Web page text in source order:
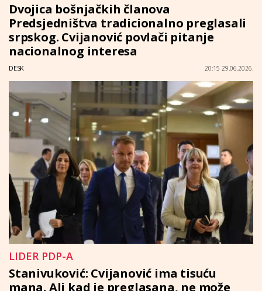
Dvojica bošnjačkih članova
Predsjedništva tradicionalno preglasali
srpskog. Cvijanović povlači pitanje
nacionalnog interesa
DESK 20:15 29.06.2026.
LIDER PDP-A
Stanivuković: Cvijanović ima tisuću
mana. Ali kad je preglasana, ne može